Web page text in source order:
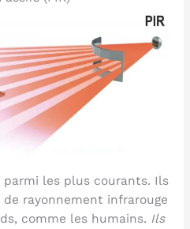
parmi les plus courants. Ils
rayonnement infrarouge
comme les humains. Ils